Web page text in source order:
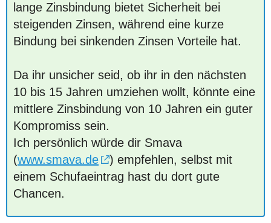
lange Zinsbindung bietet Sicherheit bei
steigenden Zinsen, während eine kurze
Bindung bei sinkenden Zinsen Vorteile hat.
Da ihr unsicher seid, ob ihr in den nächsten
10 bis 15 Jahren umziehen wollt, könnte eine
mittlere Zinsbindung von 10 Jahren ein guter
Kompromiss sein.
Ich persönlich würde dir Smava
(www.smava.de
) empfehlen, selbst mit
einem Schufaeintrag hast du dort gute
Chancen.